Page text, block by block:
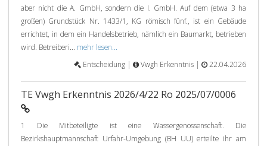
aber nicht die A. GmbH, sondern die I. GmbH. Auf dem (etwa 3 ha
großen) Grundstück Nr. 1433/1, KG römisch fünf., ist ein Gebäude
errichtet, in dem ein Handelsbetrieb, nämlich ein Baumarkt, betrieben
wird. Betreiberi... mehr lesen...
Entscheidung |
Vwgh Erkenntnis | 22.04.2026
TE Vwgh Erkenntnis 2026/4/22 Ro 2025/07/0006
1 Die Mitbeteiligte ist eine Wassergenossenschaft. Die
Bezirkshauptmannschaft Urfahr-Umgebung (BH UU) erteilte ihr am